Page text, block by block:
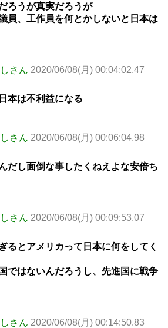
ろうが真実だろうが
員、工作員を何とかしないと日本は
さん 2020/06/08(月) 00:04:02.47
本は不利益になる
さん 2020/06/08(月) 00:06:04.98
だし面倒な事したくねえよな安倍ち
さん 2020/06/08(月) 00:09:53.07
るとアメリカって日本に何をしてく
ではないんだろうし、先進国に戦争
さん 2020/06/08(月) 00:14:50.83